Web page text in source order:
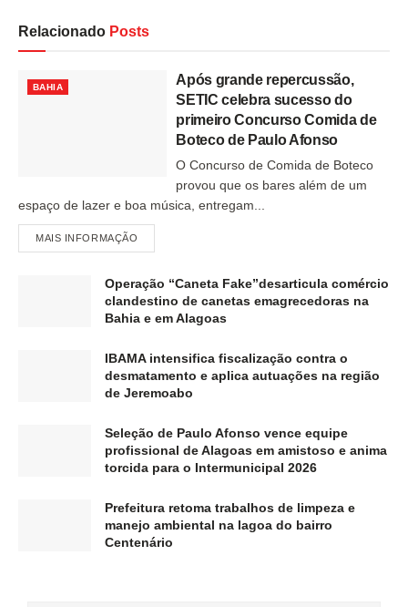
Relacionado Posts
BAHIA
Após grande repercussão,
SETIC celebra sucesso do
primeiro Concurso Comida de
Boteco de Paulo Afonso
O Concurso de Comida de Boteco
provou que os bares além de um
espaço de lazer e boa música, entregam...
MAIS INFORMAÇÃO
Operação “Caneta Fake”desarticula comércio
clandestino de canetas emagrecedoras na
Bahia e em Alagoas
IBAMA intensifica fiscalização contra o
desmatamento e aplica autuações na região
de Jeremoabo
Seleção de Paulo Afonso vence equipe
profissional de Alagoas em amistoso e anima
torcida para o Intermunicipal 2026
Prefeitura retoma trabalhos de limpeza e
manejo ambiental na lagoa do bairro
Centenário